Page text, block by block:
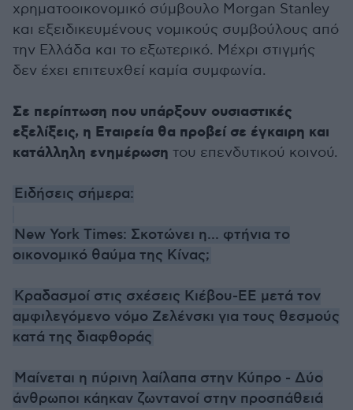
χρηματοοικονομικό σύμβουλο Morgan Stanley
και εξειδικευμένους νομικούς συμβούλους από
την Ελλάδα και το εξωτερικό. Μέχρι στιγμής
δεν έχει επιτευχθεί καμία συμφωνία.
Σε περίπτωση που υπάρξουν ουσιαστικές
εξελίξεις, η Εταιρεία θα προβεί σε έγκαιρη και
κατάλληλη ενημέρωση του επενδυτικού κοινού.
Ειδήσεις σήμερα:
New York Times: Σκοτώνει η... φτήνια το
οικονομικό θαύμα της Κίνας;
Κραδασμοί στις σχέσεις Κιέβου-ΕΕ μετά τον
αμφιλεγόμενο νόμο Ζελένσκι για τους θεσμούς
κατά της διαφθοράς
Μαίνεται η πύρινη λαίλαπα στην Κύπρο - Δύο
άνθρωποι κάηκαν ζωντανοί στην προσπάθειά